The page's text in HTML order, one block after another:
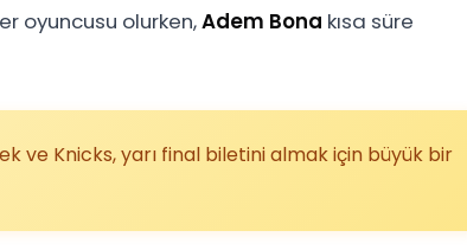
oyuncusu olurken,Adem Bona kısa süre
ve Knicks, yarı final biletini almak için büyük bir